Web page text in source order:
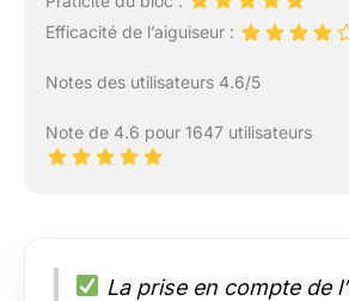
Efficacité de l’aiguiseur :
Notes des utilisateurs 4.6/5
Note de 4.6 pour 1647 utilisateurs
La prise en compte de